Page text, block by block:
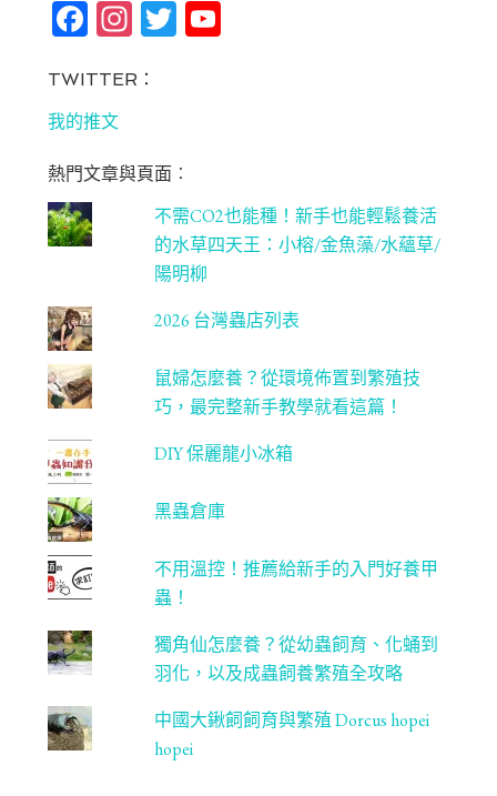
Fa
bo
ok
In
ag
m
T Yo
C
ha
n
ne
l
TWITTER：
我的推文
熱門文章與頁面︰
不需CO2也能種！新手也能輕鬆養活
的水草四天王：小榕/金魚藻/水蘊草/
陽明柳
2026 台灣蟲店列表
鼠婦怎麼養？從環境佈置到繁殖技
巧，最完整新手教學就看這篇！
DIY 保麗龍小冰箱
黑蟲倉庫
不用溫控！推薦給新手的入門好養甲
蟲！
獨角仙怎麼養？從幼蟲飼育、化蛹到
羽化，以及成蟲飼養繁殖全攻略
中國大鍬飼飼育與繁殖 Dorcus hopei
hopei